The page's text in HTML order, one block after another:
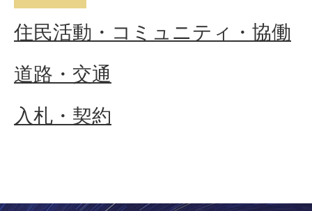
住民活動・コミュニティ・協働
道路・交通
入札・契約